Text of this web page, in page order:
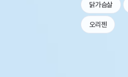
닭가슴살
오리젠